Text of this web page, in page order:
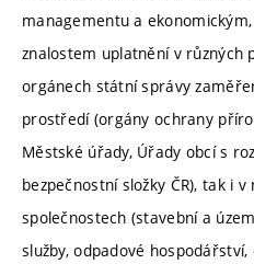
managementu a
znalostem uplatnění v různých
orgánech státní správy
prostředí (orgány ochrany
Městské úřady, Úřady obcí s
bezpečnostní složky ČR), tak i
společnostech (stavební a
služby, odpadové